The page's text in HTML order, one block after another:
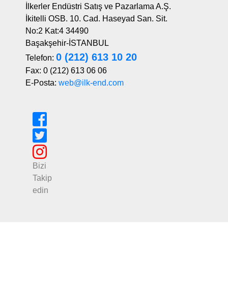
İlkerler Endüstri Satış ve Pazarlama A.Ş.
İkitelli OSB. 10. Cad. Haseyad San. Sit.
No:2 Kat:4 34490
Başakşehir-İSTANBUL
Telefon: 0 (212) 613 10 20
Fax: 0 (212) 613 06 06
E-Posta: web@ilk-end.com
Bizi
Takip
edin